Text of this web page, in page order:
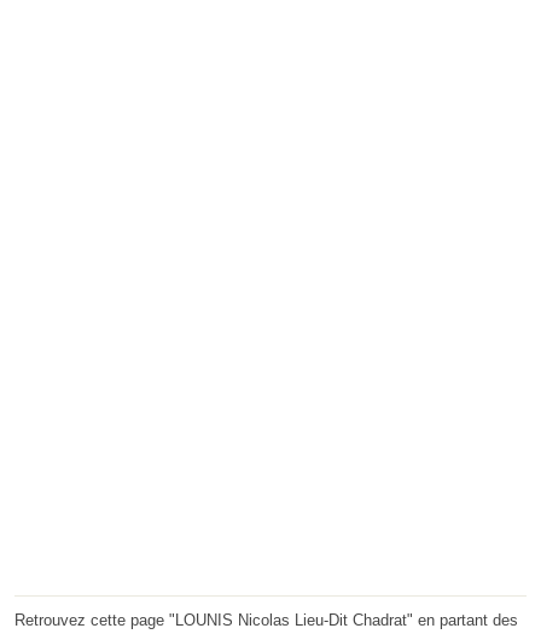
Retrouvez cette page "LOUNIS Nicolas Lieu-Dit Chadrat" en partant des